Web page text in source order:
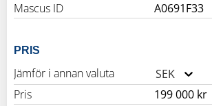
Mascus ID
A0691F33
PRIS
Jämför i annan valuta
SEK
Pris
199 000 kr